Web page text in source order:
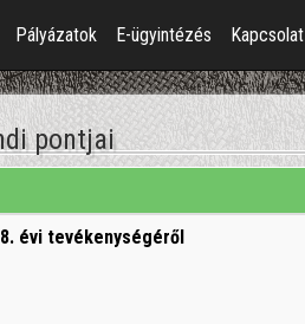
Pályázatok E-ügyintézés Kapcsolat
pontjai
évi tevékenységéről